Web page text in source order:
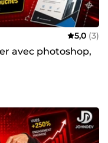
5,0 (3)
avec photoshop,